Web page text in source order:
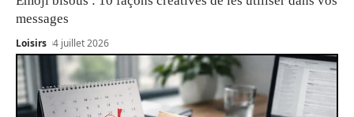
messages
Loisirs 4 juillet 2026